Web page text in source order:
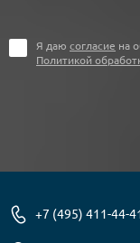
Я даю согласие на
Политикой
+7 (495) 411-44-